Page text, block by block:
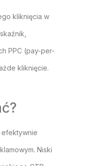
kliknięcia w
PPC (pay-per-
kliknięcie.
efektywnie
Niski